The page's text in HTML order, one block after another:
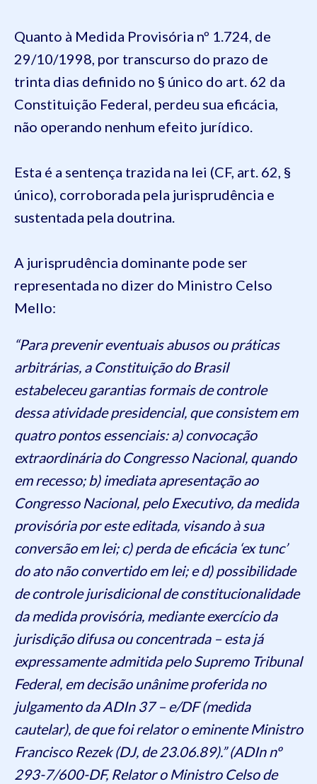
Quanto à Medida Provisória nº 1.724, de
29/10/1998, por transcurso do prazo de
trinta dias definido no § único do art. 62 da
Constituição Federal, perdeu sua eficácia,
não operando nenhum efeito jurídico.
Esta é a sentença trazida na lei (CF, art. 62, §
único), corroborada pela jurisprudência e
sustentada pela doutrina.
A jurisprudência dominante pode ser
representada no dizer do Ministro Celso
Mello:
“Para prevenir eventuais abusos ou práticas
arbitrárias, a Constituição do Brasil
estabeleceu garantias formais de controle
dessa atividade presidencial, que consistem em
quatro pontos essenciais: a) convocação
extraordinária do Congresso Nacional, quando
em recesso; b) imediata apresentação ao
Congresso Nacional, pelo Executivo, da medida
provisória por este editada, visando à sua
conversão em lei; c) perda de eficácia ‘ex tunc’
do ato não convertido em lei; e d) possibilidade
de controle jurisdicional de constitucionalidade
da medida provisória, mediante exercício da
jurisdição difusa ou concentrada – esta já
expressamente admitida pelo Supremo Tribunal
Federal, em decisão unânime proferida no
julgamento da ADIn 37 – e/DF (medida
cautelar), de que foi relator o eminente Ministro
Francisco Rezek (DJ, de 23.06.89).” (ADIn nº
293-7/600-DF, Relator o Ministro Celso de